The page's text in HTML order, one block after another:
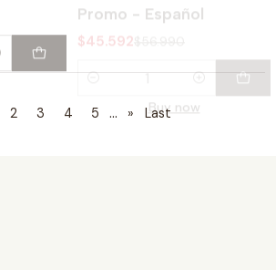
Quantity
Buy now
2 3 4 5 ... » Last